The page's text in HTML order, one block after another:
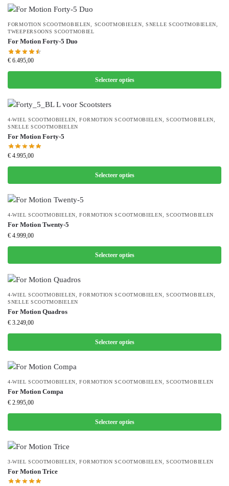
FORMOTION SCOOTMOBIELEN SCOOTMOBIELEN ,SNELLE SCOOTMOBIELEN
TWEEPERSOONS SCOOTMOBIEL
For Motion Forty-5 Duo
€ 6.495,00
Selecteer opties
4-WIEL SCOOTMOBIELEN ,FORMOTION SCOOTMOBIELEN SCOOTMOBIELEN
SNELLE SCOOTMOBIELEN
For Motion Forty-5
€ 4.995,00
Selecteer opties
4-WIEL SCOOTMOBIELEN ,FORMOTION SCOOTMOBIELEN SCOOTMOBIELEN
For Motion Twenty-5
€ 4.999,00
Selecteer opties
4-WIEL SCOOTMOBIELEN ,FORMOTION SCOOTMOBIELEN SCOOTMOBIELEN
SNELLE SCOOTMOBIELEN
For Motion Quadros
€ 3.249,00
Selecteer opties
4-WIEL SCOOTMOBIELEN ,FORMOTION SCOOTMOBIELEN SCOOTMOBIELEN
For Motion Compa
€ 2.995,00
Selecteer opties
3-WIEL SCOOTMOBIELEN ,FORMOTION SCOOTMOBIELEN SCOOTMOBIELEN
For Motion Trice